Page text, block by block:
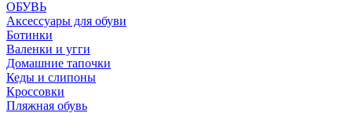
ОБУВЬ
Аксессуары для обуви
Ботинки
Валенки и угги
Домашние тапочки
Кеды и слипоны
Кроссовки
Пляжная обувь